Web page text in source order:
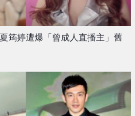
筠婷遭爆「曾成人直播主」舊